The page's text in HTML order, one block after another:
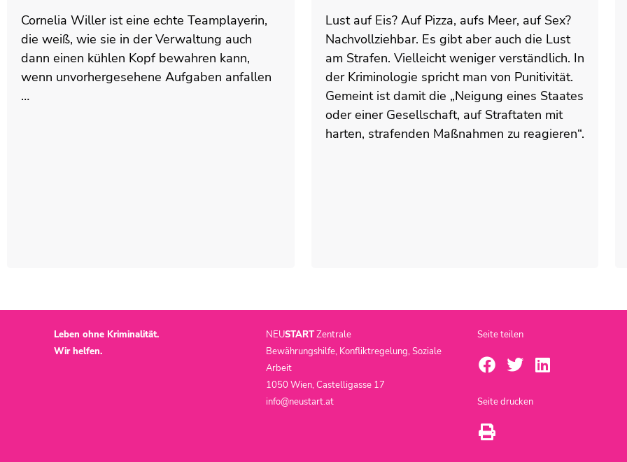
Cornelia Willer ist eine echte Teamplayerin,
die weiß, wie sie in der Verwaltung auch
dann einen kühlen Kopf bewahren kann,
wenn unvorhergesehene Aufgaben anfallen
…
Lust auf Eis? Auf Pizza, aufs Meer, auf Sex?
Nachvollziehbar. Es gibt aber auch die Lust
am Strafen. Vielleicht weniger verständlich. In
der Kriminologie spricht man von Punitivität.
Gemeint ist damit die „Neigung eines Staates
oder einer Gesellschaft, auf Straftaten mit
harten, strafenden Maßnahmen zu reagieren“.
Leben ohne Kriminalität.
Wir helfen.
NEUSTARTZentrale
Bewährungshilfe, Konfliktregelung, Soziale
Arbeit
1050 Wien, Castelligasse 17
info@neustart.at
Seite teilen
Seite drucken